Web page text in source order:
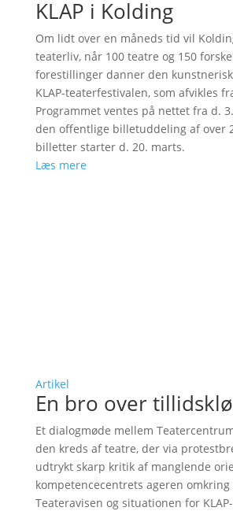
KLAP i Kolding
Om lidt over en måneds tid vil
teaterliv, når 100 teatre og 150
forestillinger danner den
KLAP-teaterfestivalen, som afvikles
Programmet ventes på nettet fra d.
den offentlige billetuddeling af over
billetter starter d. 20. marts.
Læs mere
Artikel
En bro over
Et dialogmøde mellem
den kreds af teatre, der via
udtrykt skarp kritik af manglende
kompetencecentrets ageren
Teateravisen og situationen for